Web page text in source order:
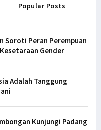
Popular Posts
Soroti Peran Perempuan
Gender
Adalah Tanggung
Kunjungi Padang